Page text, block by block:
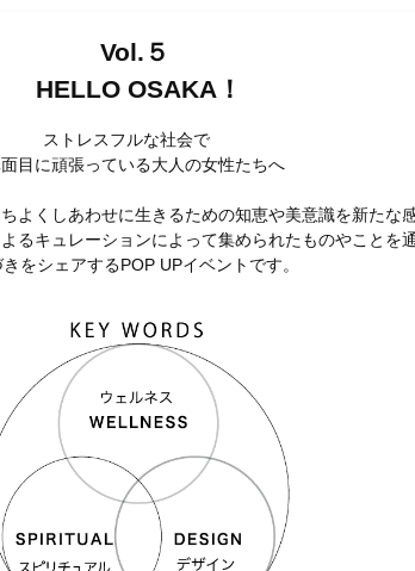
Vol.５
HELLO OSAKA！
ストレスフルな社会で
目に頑張っている大人の女性たちへ
よくしあわせに生きるための知恵や美意識を新たな
るキュレーションによって集められたものやことを通
をシェアするPOP UPイベントです。